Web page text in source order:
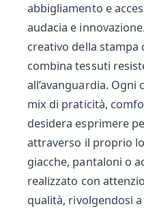
abbigliamento e
audacia e
creativo della stampa
combina tessuti
all’avanguardia.
mix di praticità,
desidera esprimere
attraverso il proprio
giacche, pantaloni o
realizzato con
qualità, rivolgendosi